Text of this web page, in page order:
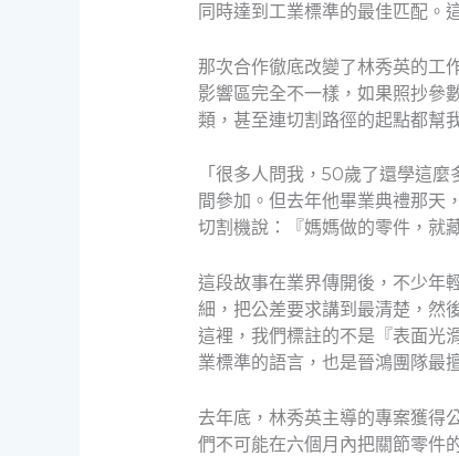
同時達到工業標準的最佳匹配。
那次合作徹底改變了林秀英的工
影響區完全不一樣，如果照抄參
類，甚至連切割路徑的起點都幫
「很多人問我，50歲了還學這
間參加。但去年他畢業典禮那天
切割機說：『媽媽做的零件，就
這段故事在業界傳開後，不少年
細，把公差要求講到最清楚，然
這裡，我們標註的不是『表面
業標準的語言，也是晉鴻團隊最
去年底，林秀英主導的專案獲得
們不可能在六個月內把關節零件